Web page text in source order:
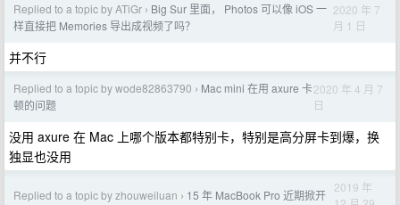
Replied to a topic by ATiGr › Big Sur 里面， Photos 可以像 iOS 一
样直接把 Memories 导出成视频了吗？
2020 年 7
月 1 日
并不行
Replied to a topic by wode82863790 › Mac mini 在用 axure 卡
顿的问题
2020 年 4 月 7
日
没用 axure 在 Mac 上哪个版本都特别卡，特别是高分屏卡到爆，换
独显也没用
Replied to a topic by zhouweiluan › 15 年 MacBook Pro 近期掀开 2019 年